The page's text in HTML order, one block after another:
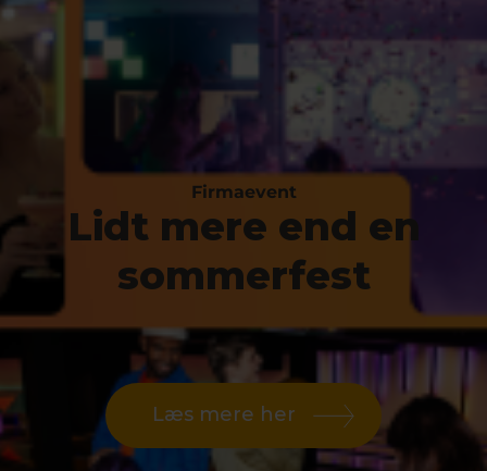
Firmaevent
Lidt mere end en
sommerfest
Læs mere her